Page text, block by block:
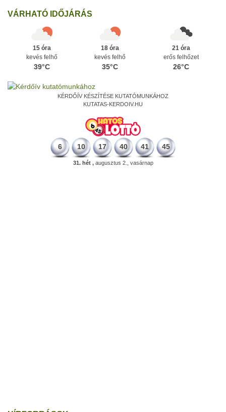
VÁRHATÓ IDŐJÁRÁS
15 óra
kevés felhő
39°C
18 óra
kevés felhő
35°C
21 óra
erős felhőzet
26°C
KÉRDŐÍV KÉSZÍTÉSE KUTATÓMUNKÁHOZ
KUTATAS-KERDOIV.HU
6 10 17 40 41 45
31. hét ,augusztus 2., vasárnap